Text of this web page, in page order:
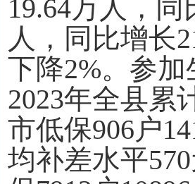
19.64万人，
人，同比增长
下降2%。参
2023年全县累
市低保906户
均补差水平